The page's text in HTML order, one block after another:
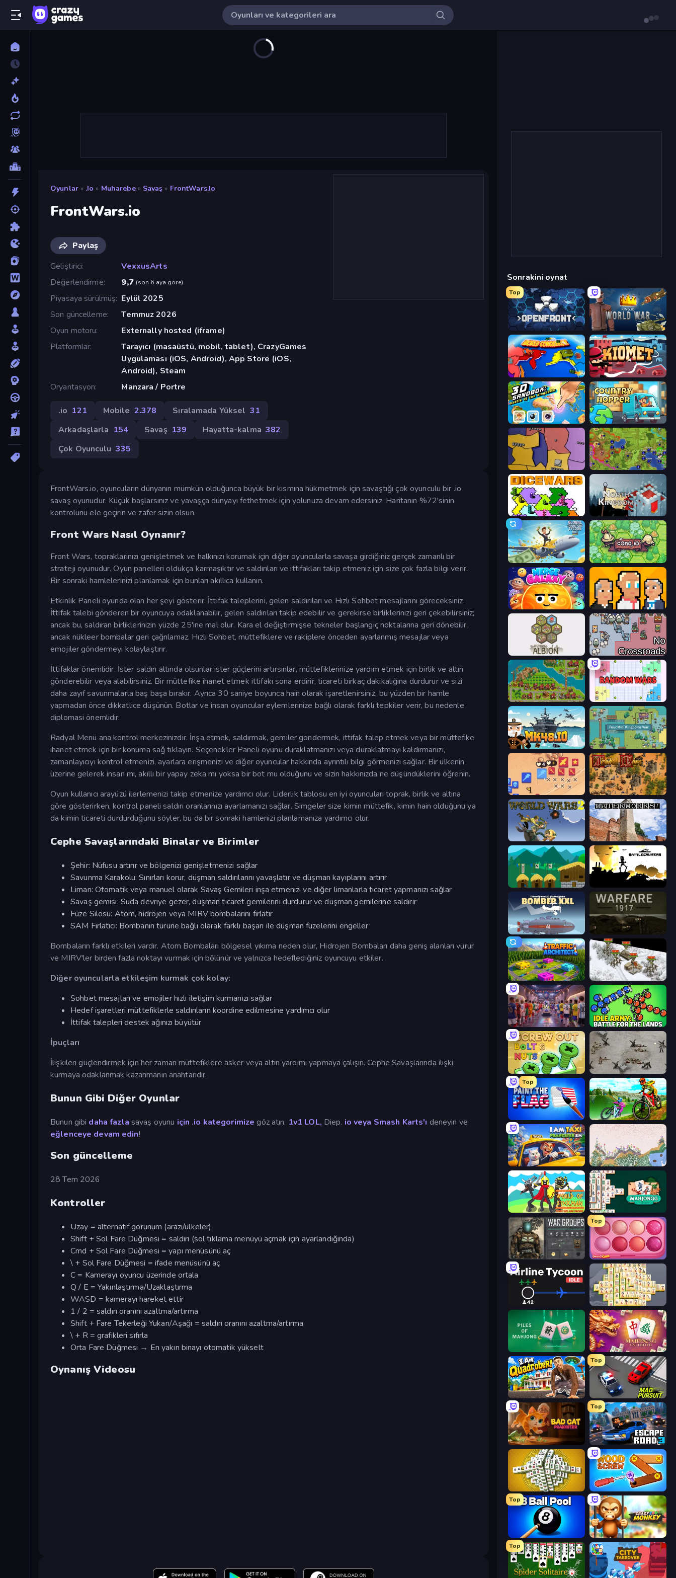
Oyunlar » .io » Muharebe » Savaş » FrontWars.io
FrontWars.io
Paylaş
Geliştirici
VexxusArts
Değerlendirme
9,7 (son 6 aya göre)
Piyasaya sürülmüş Eylül 2025
Son güncelleme
Temmuz 2026
Oyun motoru
Externally hosted (iframe)
Platformlar
Tarayıcı (masaüstü, mobil, tablet), CrazyGames
Uygulaması (iOS, Android), App Store (iOS,
Android), Steam
Oryantasyon
Manzara / Portre
.io 121 Mobile 2.378 Sıralamada Yüksel 31
Arkadaşlarla 154 Savaş 139 Hayatta-kalma 382
Çok Oyunculu 335
FrontWars.io, oyuncuların dünyanın mümkün olduğunca büyük bir kısmına hükmetmek için savaştığı çok oyunculu bir .io
savaş oyunudur. Küçük başlarsınız ve yavaşça dünyayı fethetmek için yolunuza devam edersiniz. Haritanın %72'sinin
kontrolünü ele geçirin ve zafer sizin olsun.
Front Wars Nasıl Oynanır?
Front Wars, topraklarınızı genişletmek ve halkınızı korumak için diğer oyuncularla savaşa girdiğiniz gerçek zamanlı bir
strateji oyunudur. Oyun panelleri oldukça karmaşıktır ve saldırıları ve ittifakları takip etmeniz için size çok fazla bilgi verir.
Bir sonraki hamlelerinizi planlamak için bunları akıllıca kullanın.
Etkinlik Paneli oyunda olan her şeyi gösterir. İttifak taleplerini, gelen saldırıları ve Hızlı Sohbet mesajlarını göreceksiniz.
İttifak talebi gönderen bir oyuncuya odaklanabilir, gelen saldırıları takip edebilir ve gerekirse birliklerinizi geri çekebilirsiniz;
ancak bu, saldıran birliklerinizin yüzde 25'ine mal olur. Kara el değiştirmişse tekneler başlangıç noktalarına geri dönebilir,
ancak nükleer bombalar geri çağrılamaz. Hızlı Sohbet, müttefiklere ve rakiplere önceden ayarlanmış mesajlar veya
emojiler göndermeyi kolaylaştırır.
İttifaklar önemlidir. İster saldırı altında olsunlar ister güçlerini artırsınlar, müttefiklerinize yardım etmek için birlik ve altın
gönderebilir veya alabilirsiniz. Bir müttefike ihanet etmek ittifakı sona erdirir, ticareti birkaç dakikalığına durdurur ve sizi
daha zayıf savunmalarla baş başa bırakır. Ayrıca 30 saniye boyunca hain olarak işaretlenirsiniz, bu yüzden bir hamle
yapmadan önce dikkatlice düşünün. Botlar ve insan oyuncular eylemlerinize bağlı olarak farklı tepkiler verir, bu nedenle
diplomasi önemlidir.
Radyal Menü ana kontrol merkezinizdir. İnşa etmek, saldırmak, gemiler göndermek, ittifak talep etmek veya bir müttefike
ihanet etmek için bir konuma sağ tıklayın. Seçenekler Paneli oyunu duraklatmanızı veya duraklatmayı kaldırmanızı,
zamanlayıcıyı kontrol etmenizi, ayarlara erişmenizi ve diğer oyuncular hakkında ayrıntılı bilgi görmenizi sağlar. Bir ülkenin
üzerine gelerek insan mı, akıllı bir yapay zeka mı yoksa bir bot mu olduğunu ve sizin hakkınızda ne düşündüklerini öğrenin.
Oyun kullanıcı arayüzü ilerlemenizi takip etmenize yardımcı olur. Liderlik tablosu en iyi oyuncuları toprak, birlik ve altına
göre gösterirken, kontrol paneli saldırı oranlarınızı ayarlamanızı sağlar. Simgeler size kimin müttefik, kimin hain olduğunu ya
da kimin ticareti durdurduğunu söyler, bu da bir sonraki hamlenizi planlamanıza yardımcı olur.
Cephe Savaşlarındaki Binalar ve Birimler
Şehir: Nüfusu artırır ve bölgenizi genişletmenizi sağlar
Savunma Karakolu: Sınırları korur, düşman saldırılarını yavaşlatır ve düşman kayıplarını artırır
Liman: Otomatik veya manuel olarak Savaş Gemileri inşa etmenizi ve diğer limanlarla ticaret yapmanızı sağlar
Savaş gemisi: Suda devriye gezer, düşman ticaret gemilerini durdurur ve düşman gemilerine saldırır
Füze Silosu: Atom, hidrojen veya MIRV bombalarını fırlatır
SAM Fırlatıcı: Bombanın türüne bağlı olarak farklı başarı ile düşman füzelerini engeller
Bombaların farklı etkileri vardır. Atom Bombaları bölgesel yıkıma neden olur, Hidrojen Bombaları daha geniş alanları vurur
ve MIRV'ler birden fazla noktayı vurmak için bölünür ve yalnızca hedeflediğiniz oyuncuyu etkiler.
Diğer oyuncularla etkileşim kurmak çok kolay:
Sohbet mesajları ve emojiler hızlı iletişim kurmanızı sağlar
Hedef işaretleri müttefiklerle saldırıların koordine edilmesine yardımcı olur
İttifak talepleri destek ağınızı büyütür
İpuçları
İlişkileri güçlendirmek için her zaman müttefiklere asker veya altın yardımı yapmaya çalışın. Cephe Savaşlarında ilişki
kurmaya odaklanmak kazanmanın anahtarıdır.
Bunun Gibi Diğer Oyunlar
Bunun gibi daha fazla savaş oyunu için .io kategorimize göz atın. 1v1 LOL, Diep. io veya Smash Karts'ı deneyin ve
eğlenceye devam edin!
Son güncelleme
28 Tem 2026
Kontroller
Uzay = alternatif görünüm (arazi/ülkeler)
Shift + Sol Fare Düğmesi = saldırı (sol tıklama menüyü açmak için ayarlandığında)
Cmd + Sol Fare Düğmesi = yapı menüsünü aç
\ + Sol Fare Düğmesi = ifade menüsünü aç
C = Kamerayı oyuncu üzerinde ortala
Q / E = Yakınlaştırma/Uzaklaştırma
WASD = kamerayı hareket ettir
1 / 2 = saldırı oranını azaltma/artırma
Shift + Fare Tekerleği Yukarı/Aşağı = saldırı oranını azaltma/artırma
\ + R = grafikleri sıfırla
Orta Fare Düğmesi → En yakın binayı otomatik yükselt
Oynanış Videosu
Sonrakini oynat
Top
Openfront King.io World War
World Conqueror Kiomet
3D Sandbox: Battle of the Kingdoms Country Hopper
Compact Conflict Hex Empire
Dice Wars North Kingdom: Siege Castle
Global Transport Tycoon Idle Conq.io
Merge Galaxy President Simulator
Settlers of Albion No Crossroads
City Idle Random Wars
Mk48.io Four Mini Kingdoms War
Feudal Wars
World Wars 2 Waterworks!
A Castle for Trolls
Bomber XXL Warfare 1917
Traffic Architect 1941 Frozen Front
CG FC 26 Idle Army: Battle for the Lands
Screw Out: Bolts and Nuts Warfare 1944
Top
Paint the Flag MX Offroad Master
I Am Taxi Prankster Sim Sandspiel
World of Stickman Classic RTS Mahjongg Solitaire
War Groups
Top
Piece of Cake: Merge and Bake
Airline Tycoon Idle Mahjong Online
Piles of Mahjong Mahjong Unlimited
I Am Quadrober!
Top
Mad Pursuit
Bad Cat Prankster
Top
Escape Road 3
Mahjong Tower Wood Screw: Bolts Puzzle
Top
Crazy Zoo Monkey
Top